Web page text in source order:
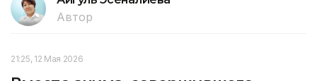
Автор
21:25, 12 Мая 2026